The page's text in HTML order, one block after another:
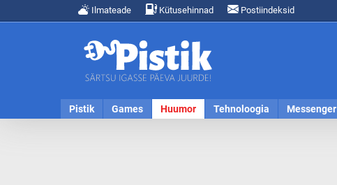
Ilmateade Kütusehinnad Postiindeksid
Pistik Games Huumor Tehnoloogia Messenger